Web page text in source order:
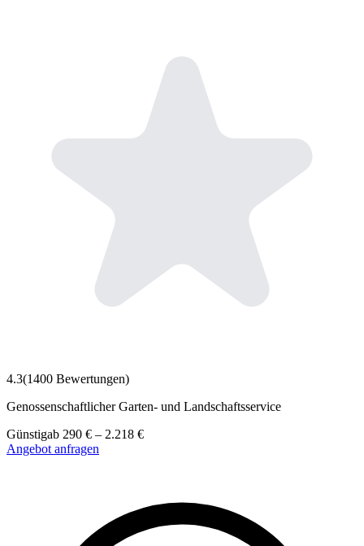
4.3(1400 Bewertungen)
Genossenschaftlicher Garten- und Landschaftsservice
Günstigab 290 € – 2.218 €
Angebot anfragen